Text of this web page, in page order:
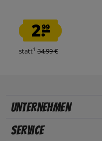
2.99
statt1 34,99 €
Unternehmen
Service